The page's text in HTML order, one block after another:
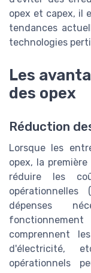
opex et capex, il
tendances
technologies
Les
des opex
Réduction
Lorsque les
opex, la
réduire les
dépenses
comprennent
d'électricité,
opérationnels